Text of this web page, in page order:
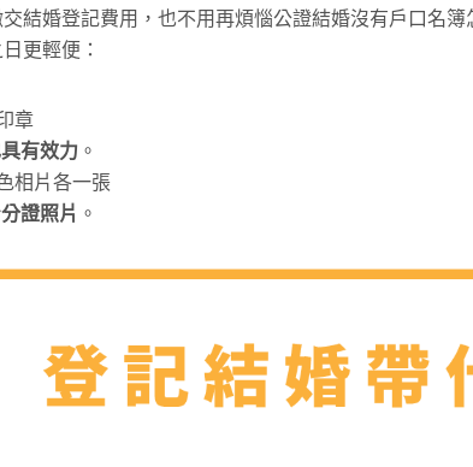
結婚登記費用，也不用再煩惱公證結婚沒有戶口名
更輕便：
章
有效力 。
相片各一張
證照片 。